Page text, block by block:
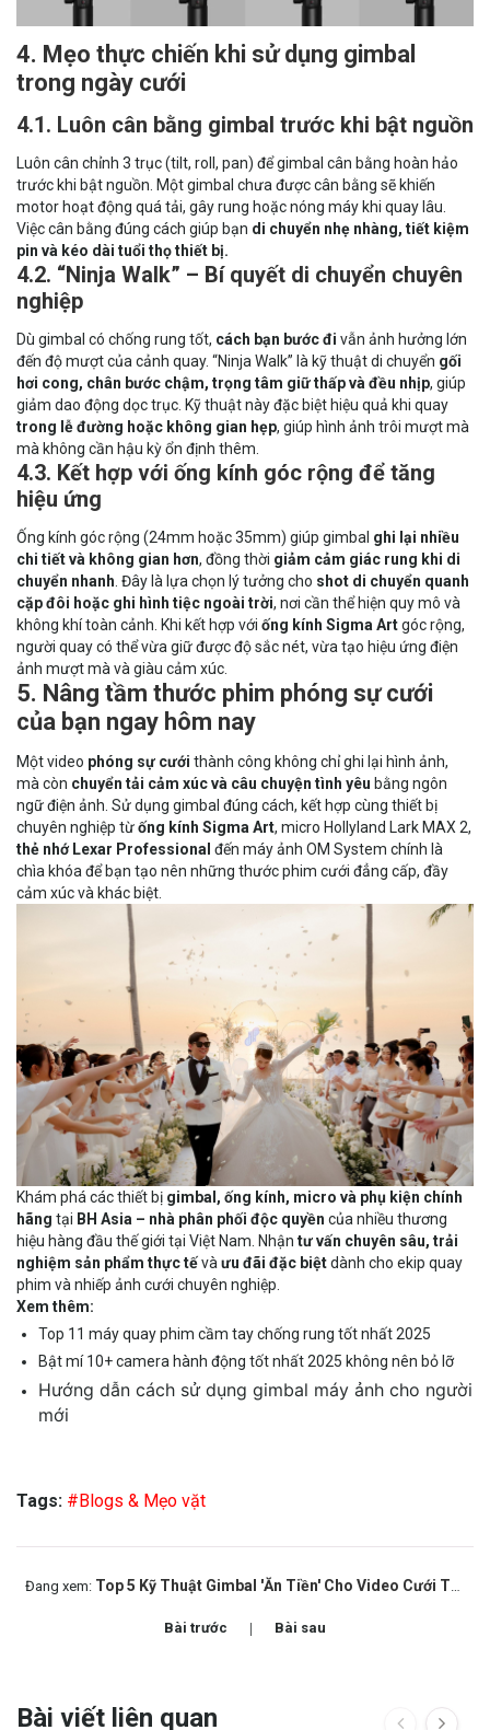
4. Mẹo thực chiến khi sử dụng gimbal
trong ngày cưới
4.1. Luôn cân bằng gimbal trước khi bật nguồn
Luôn cân chỉnh 3 trục (tilt, roll, pan) để gimbal cân bằng hoàn hảo
trước khi bật nguồn. Một gimbal chưa được cân bằng sẽ khiến
motor hoạt động quá tải, gây rung hoặc nóng máy khi quay lâu.
Việc cân bằng đúng cách giúp bạn di chuyển nhẹ nhàng, tiết kiệm
pin và kéo dài tuổi thọ thiết bị.
4.2. “Ninja Walk” – Bí quyết di chuyển chuyên
nghiệp
Dù gimbal có chống rung tốt, cách bạn bước đi vẫn ảnh hưởng lớn
đến độ mượt của cảnh quay. “Ninja Walk” là kỹ thuật di chuyển gối
hơi cong, chân bước chậm, trọng tâm giữ thấp và đều nhịp, giúp
giảm dao động dọc trục. Kỹ thuật này đặc biệt hiệu quả khi quay
trong lễ đường hoặc không gian hẹp, giúp hình ảnh trôi mượt mà
mà không cần hậu kỳ ổn định thêm.
4.3. Kết hợp với ống kính góc rộng để tăng
hiệu ứng
Ống kính góc rộng (24mm hoặc 35mm) giúp gimbal ghi lại nhiều
chi tiết và không gian hơn, đồng thời giảm cảm giác rung khi di
chuyển nhanh . Đây là lựa chọn lý tưởng cho shot di chuyển quanh
cặp đôi hoặc ghi hình tiệc ngoài trời, nơi cần thể hiện quy mô và
không khí toàn cảnh. Khi kết hợp với ống kính Sigma Artgóc rộng,
người quay có thể vừa giữ được độ sắc nét, vừa tạo hiệu ứng điện
ảnh mượt mà và giàu cảm xúc.
5. Nâng tầm thước phim phóng sự cưới
của bạn ngay hôm nay
Một video phóng sự cưới thành công không chỉ ghi lại hình ảnh,
mà còn chuyển tải cảm xúc và câu chuyện tình yêu bằng ngôn
ngữ điện ảnh. Sử dụng gimbal đúng cách, kết hợp cùng thiết bị
chuyên nghiệp từống kính Sigma Art, micro Hollyland Lark MAX 2,
thẻ nhớ Lexar Professional đến máy ảnh OM System chính là
chìa khóa để bạn tạo nên những thước phim cưới đẳng cấp, đầy
cảm xúc và khác biệt.
Khám phá các thiết bị gimbal, ống kính, micro và phụ kiện chính
hãng tại BH Asia – nhà phân phối độc quyền của nhiều thương
hiệu hàng đầu thế giới tại Việt Nam. Nhận tư vấn chuyên sâu, trải
nghiệm sản phẩm thực tếvàưu đãi đặc biệtdành cho ekip quay
phim và nhiếp ảnh cưới chuyên nghiệp.
Xem thêm:
Top 11 máy quay phim cầm tay chống rung tốt nhất 2025
Bật mí 10+ camera hành động tốt nhất 2025 không nên bỏ lỡ
Hướng dẫn cách sử dụng gimbal máy ảnh cho người
mới
Tags: #Blogs & Mẹo vặt
Đang xem: Top 5 Kỹ Thuật Gimbal 'Ăn Tiền' Cho Video Cưới Thêm Chất Điện Ảnh
Bài trước Bài sau
Bài viết liên quan